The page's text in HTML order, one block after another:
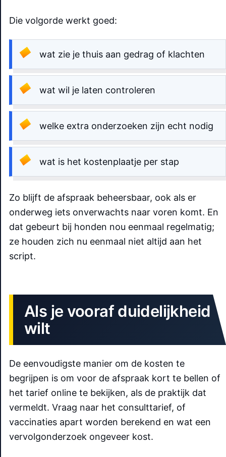
Die volgorde werkt goed:
wat zie je thuis aan gedrag of klachten
wat wil je laten controleren
welke extra onderzoeken zijn echt nodig
wat is het kostenplaatje per stap
Zo blijft de afspraak beheersbaar, ook als er
onderweg iets onverwachts naar voren komt. En
dat gebeurt bij honden nou eenmaal regelmatig;
ze houden zich nu eenmaal niet altijd aan het
script.
Als je vooraf duidelijkheid
wilt
De eenvoudigste manier om de kosten te
begrijpen is om voor de afspraak kort te bellen of
het tarief online te bekijken, als de praktijk dat
vermeldt. Vraag naar het consulttarief, of
vaccinaties apart worden berekend en wat een
vervolgonderzoek ongeveer kost.